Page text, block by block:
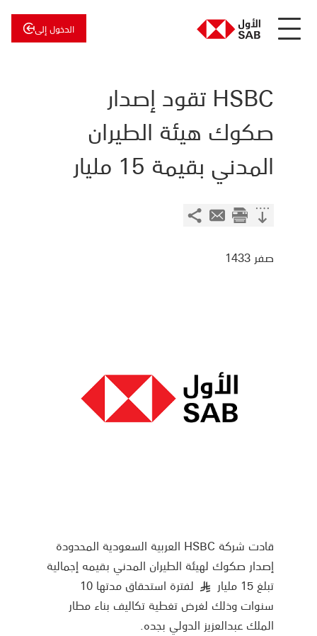
الدخول إلى
للاستثمار HSBC تقود إصدار
صكوك هيئة الطيران
المدني بقيمة 15 مليار
صفر 1433
قادت شركة HSBC العربية السعودية المحدودة
إصدار صكوك لهيئة الطيران المدني بقيمه إجمالية
تبلغ 15 مليار
§
لفترة استحقاق مدتها 10
سنوات وذلك لغرض تغطية تكاليف بناء مطار
الملك عبدالعزيز الدولي بجده.